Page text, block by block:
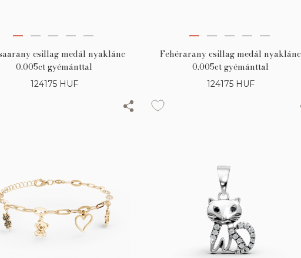
csillag medál nyaklánc
0.005ct gyémánttal
124175 HUF
Fehérarany csillag medál nyaklánc
0.005ct gyémánttal
124175 HUF